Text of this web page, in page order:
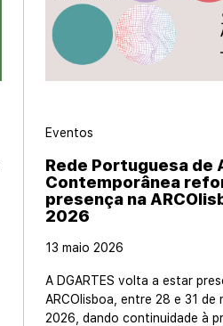
Eventos
Rede Portuguesa de
Contemporânea
presença na
2026
13 maio 2026
A DGARTES volta a estar
ARCOlisboa, entre 28 e 31 de
2026, dando continuidade à